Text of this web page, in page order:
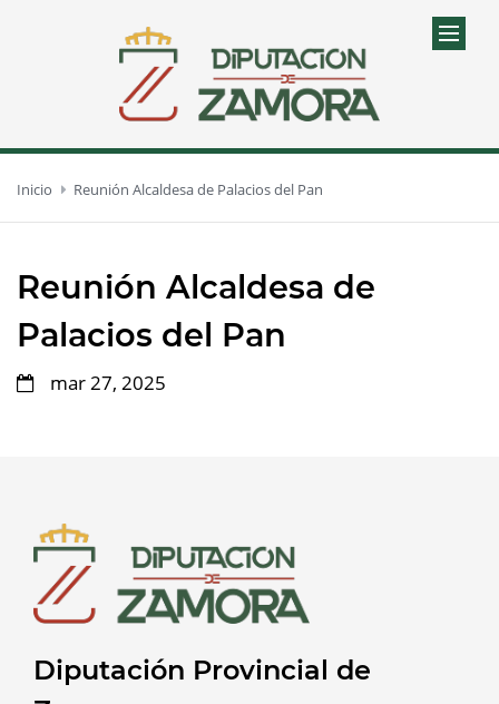
Inicio Reunión Alcaldesa de Palacios del Pan
Reunión Alcaldesa de
Palacios del Pan
mar 27, 2025
Diputación Provincial de